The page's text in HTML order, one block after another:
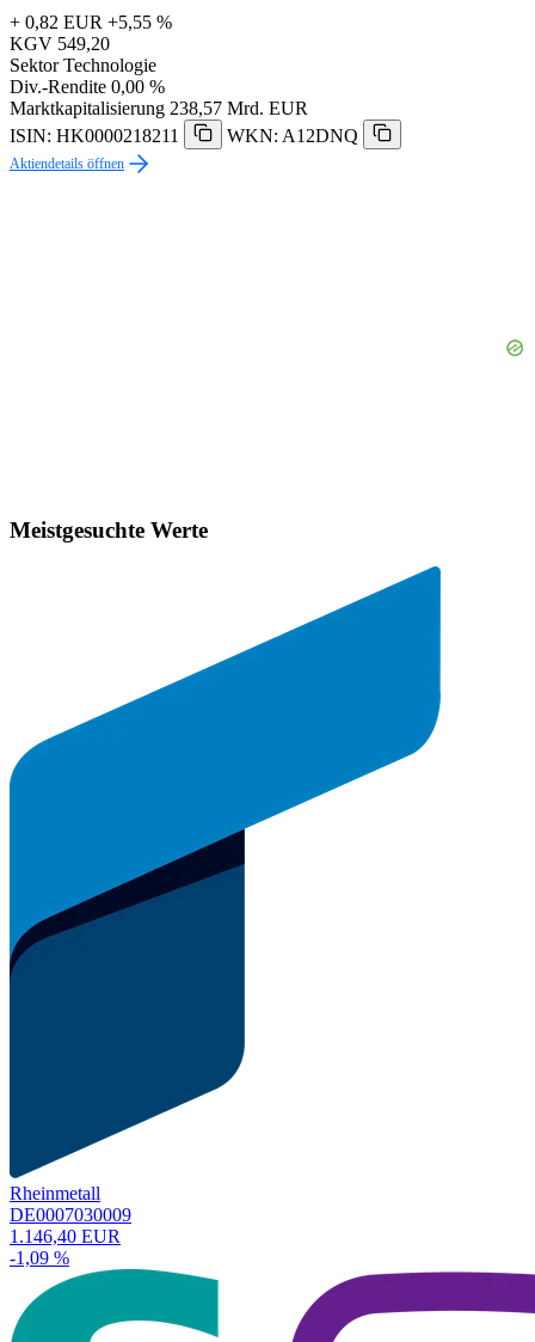
+ 0,82 EUR +5,55 %
KGV 549,20
Sektor Technologie
Div.-Rendite 0,00 %
Marktkapitalisierung 238,57 Mrd. EUR
ISIN: HK0000218211
WKN: A12DNQ
Aktiendetails öffnen
Meistgesuchte Werte
Rheinmetall
DE0007030009
1.146,40 EUR
-1,09 %